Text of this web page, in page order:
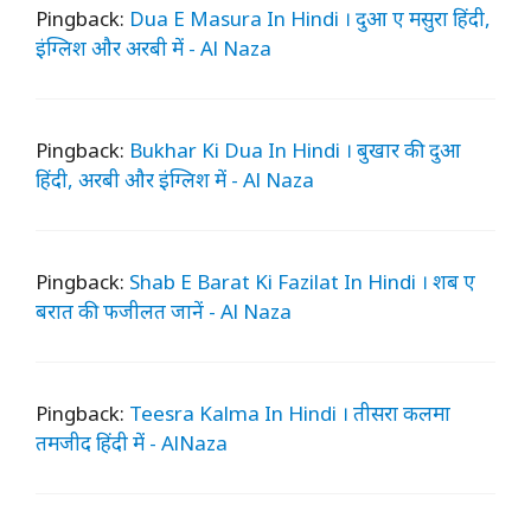
Pingback: Dua E Masura In Hindi । दुआ ए मसुरा हिंदी,
इंग्लिश और अरबी में - Al Naza
Pingback: Bukhar Ki Dua In Hindi । बुखार की दुआ
हिंदी, अरबी और इंग्लिश में - Al Naza
Pingback: Shab E Barat Ki Fazilat In Hindi । शब ए
बरात की फजीलत जानें - Al Naza
Pingback: Teesra Kalma In Hindi । तीसरा कलमा
तमजीद हिंदी में - AlNaza